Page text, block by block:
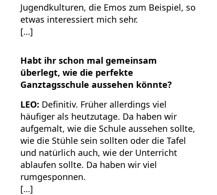
Jugendkulturen, die Emos zum Beispiel, so
etwas interessiert mich sehr.
[…]
Habt ihr schon mal gemeinsam
überlegt, wie die perfekte
Ganztagsschule aussehen könnte?
LEO: Definitiv. Früher allerdings viel
häufiger als heutzutage. Da haben wir
aufgemalt, wie die Schule aussehen sollte,
wie die Stühle sein sollten oder die Tafel
und natürlich auch, wie der Unterricht
ablaufen sollte. Da haben wir viel
rumgesponnen.
[…]